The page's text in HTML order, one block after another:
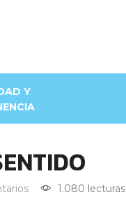
Y
1.080 lecturas